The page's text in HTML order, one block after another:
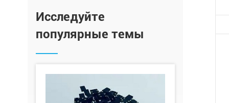
Исследуйте
популярные темы